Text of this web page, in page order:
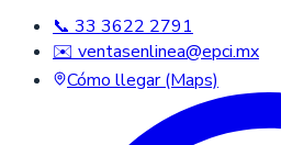
📞 33 3622 2791
✉️ ventasenlinea@epci.mx
Cómo llegar (Maps)